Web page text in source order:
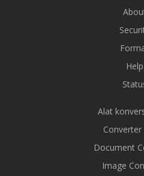
Help
Alat
Converter
Document
Image